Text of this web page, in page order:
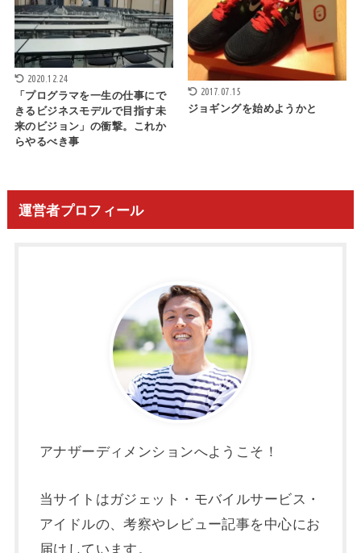
2020.12.24
「プログラマを一生の仕事にで
きるビジネスモデルで目指す未
来のビジョン」の衝撃。これか
らやるべき事
2017.07.15
ジョギングを始めようかと
運営者プロフィール
アナザーディメンションへようこそ！
当サイトはガジェット・モバイルサービス・
アイドルの、考察やレビュー記事を中心にお
届けしています。